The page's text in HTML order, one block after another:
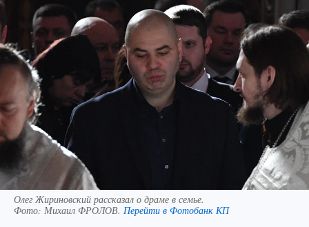
Олег Жириновский рассказал о драме в семье.
Фото: Михаил ФРОЛОВ. Перейти в Фотобанк КП